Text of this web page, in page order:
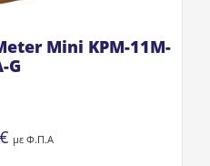
Mini KPM-11M-
G
€ με Φ.Π.Α